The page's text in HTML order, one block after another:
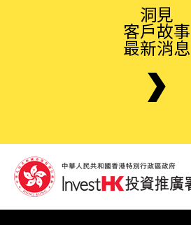
洞見
客戶故事
最新消息